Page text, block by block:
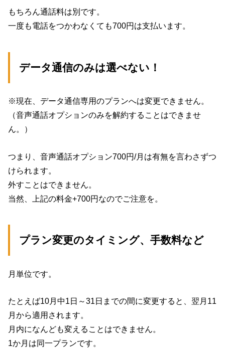
もちろん通話料は別です。
一度も電話をつかわなくても700円は支払います。
データ通信のみは選べない！
※現在、データ通信専用のプランへは変更できません。
（音声通話オプションのみを解約することはできませ
ん。）
つまり、音声通話オプション700円/月は有無を言わさずつ
けられます。
外すことはできません。
当然、上記の料金+700円なのでご注意を。
プラン変更のタイミング、手数料など
月単位です。
たとえば10月中1日～31日までの間に変更すると、翌月11
月から適用されます。
月内になんども変えることはできません。
1か月は同一プランです。